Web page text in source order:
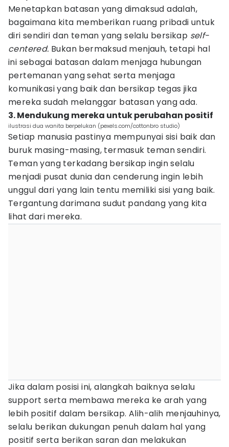
Menetapkan batasan yang dimaksud adalah,
bagaimana kita memberikan ruang pribadi untuk
diri sendiri dan teman yang selalu bersikap self-
centered. Bukan bermaksud menjauh, tetapi hal
ini sebagai batasan dalam menjaga hubungan
pertemanan yang sehat serta menjaga
komunikasi yang baik dan bersikap tegas jika
mereka sudah melanggar batasan yang ada.
3. Mendukung mereka untuk perubahan positif
ilustrasi dua wanita berpelukan (pexels.com/cottonbro studio)
Setiap manusia pastinya mempunyai sisi baik dan
buruk masing-masing, termasuk teman sendiri.
Teman yang terkadang bersikap ingin selalu
menjadi pusat dunia dan cenderung ingin lebih
unggul dari yang lain tentu memiliki sisi yang baik.
Tergantung darimana sudut pandang yang kita
lihat dari mereka.
Jika dalam posisi ini, alangkah baiknya selalu
support serta membawa mereka ke arah yang
lebih positif dalam bersikap. Alih-alih menjauhinya,
selalu berikan dukungan penuh dalam hal yang
positif serta berikan saran dan melakukan